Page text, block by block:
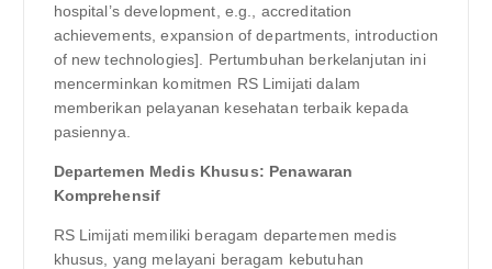
hospital’s development, e.g., accreditation
achievements, expansion of departments, introduction
of new technologies]. Pertumbuhan berkelanjutan ini
mencerminkan komitmen RS Limijati dalam
memberikan pelayanan kesehatan terbaik kepada
pasiennya.
Departemen Medis Khusus: Penawaran
Komprehensif
RS Limijati memiliki beragam departemen medis
khusus, yang melayani beragam kebutuhan